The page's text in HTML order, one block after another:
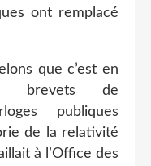
ont remplacé
que c’est en
brevets de
publiques
de la relativité
à l’Office des